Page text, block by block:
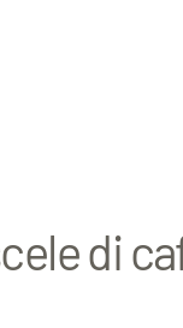
di